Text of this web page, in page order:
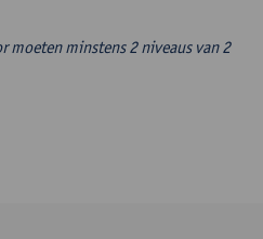
moeten minstens 2 niveaus van 2